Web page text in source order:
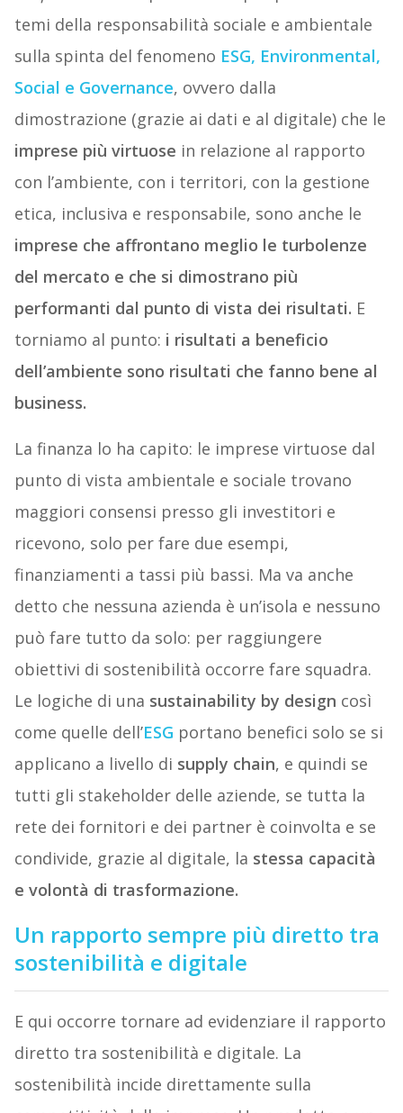
temi della responsabilità sociale e ambientale
sulla spinta del fenomeno ESG, Environmental,
Social e Governance, ovvero dalla
dimostrazione (grazie ai dati e al digitale) che le
imprese più virtuose in relazione al rapporto
con l’ambiente, con i territori, con la gestione
etica, inclusiva e responsabile, sono anche le
imprese che affrontano meglio le turbolenze
del mercato e che si dimostrano più
performanti dal punto di vista dei risultati. E
torniamo al punto: i risultati a beneficio
dell’ambiente sono risultati che fanno bene al
business.
La finanza lo ha capito: le imprese virtuose dal
punto di vista ambientale e sociale trovano
maggiori consensi presso gli investitori e
ricevono, solo per fare due esempi,
finanziamenti a tassi più bassi. Ma va anche
detto che nessuna azienda è un’isola e nessuno
può fare tutto da solo: per raggiungere
obiettivi di sostenibilità occorre fare squadra.
Le logiche di una sustainability by design così
come quelle dell’ESG portano benefici solo se si
applicano a livello di supply chain, e quindi se
tutti gli stakeholder delle aziende, se tutta la
rete dei fornitori e dei partner è coinvolta e se
condivide, grazie al digitale, la stessa capacità
e volontà di trasformazione.
Un rapporto sempre più diretto tra
sostenibilità e digitale
E qui occorre tornare ad evidenziare il rapporto
diretto tra sostenibilità e digitale. La
sostenibilità incide direttamente sulla